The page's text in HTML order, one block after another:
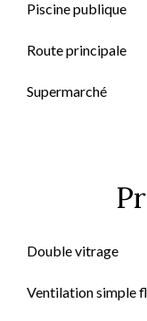
Piscine publique
Route principale
Supermarché
Double vitrage
Ventilation simple